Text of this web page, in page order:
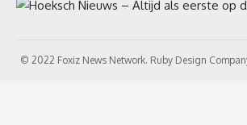
© 2022 Foxiz News Network. Ruby Design